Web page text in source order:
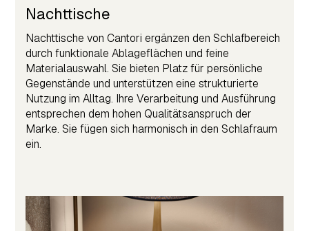
Nachttische
Nachttische von Cantori ergänzen den Schlafbereich
durch funktionale Ablageflächen und feine
Materialauswahl. Sie bieten Platz für persönliche
Gegenstände und unterstützen eine strukturierte
Nutzung im Alltag. Ihre Verarbeitung und Ausführung
entsprechen dem hohen Qualitätsanspruch der
Marke. Sie fügen sich harmonisch in den Schlafraum
ein.